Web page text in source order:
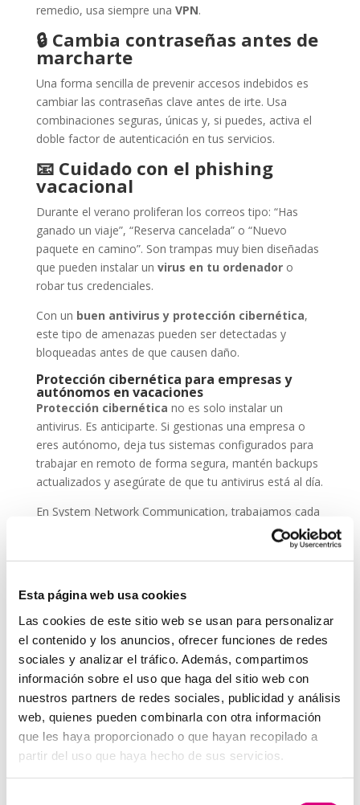
Esta página web usa cookies
Las cookies de este sitio web se usan para personalizar
el contenido y los anuncios, ofrecer funciones de redes
sociales y analizar el tráfico. Además, compartimos
información sobre el uso que haga del sitio web con
nuestros partners de redes sociales, publicidad y análisis
web, quienes pueden combinarla con otra información
que les haya proporcionado o que hayan recopilado a
partir del uso que haya hecho de sus servicios.
remedio, usa siempre una VPN.
🔒Cambia contraseñas antes de
marcharte
Una forma sencilla de prevenir accesos indebidos es
cambiar las contraseñas clave antes de irte. Usa
combinaciones seguras, únicas y, si puedes, activa el
doble factor de autenticación en tus servicios.
📧Cuidado con el phishing
vacacional
Durante el verano proliferan los correos tipo: “Has
ganado un viaje”, “Reserva cancelada” o “Nuevo
paquete en camino”. Son trampas muy bien diseñadas
que pueden instalar un virus en tu ordenadoro
robar tus credenciales.
Con un buen antivirus y protección cibernética,
este tipo de amenazas pueden ser detectadas y
bloqueadas antes de que causen daño.
Protección cibernética para empresas y
autónomos en vacaciones
Protección cibernética no es solo instalar un
antivirus. Es anticiparte. Si gestionas una empresa o
eres autónomo, deja tus sistemas configurados para
trabajar en remoto de forma segura, mantén backups
actualizados y asegúrate de que tu antivirus está al día.
En System Network Communication, trabajamos cada
día con autónomos y pymes que confían su seguridad
, porque entienden que un
ataque en vacaciones puede suponer una pérdida de
En System Network Communication, trabajamos cada
día con autónomos y pymes que confían su seguridad
digital a E
SET NOD 32, porque entienden que un
ataque en vacaciones puede suponer una pérdida de
datos, ingresos y reputación.
Grupo-System, ¿Quiénes somos?
EnSystem Network Communication, con más de
15 años de experiencia, disponemos de un equipo de